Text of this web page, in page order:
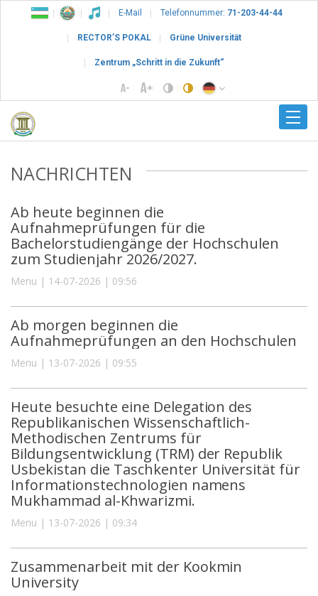
E-Mail Telefonnummer: 71-203-44-44
RECTOR’S POKAL Grüne Universität
Zentrum „Schritt in die Zukunft“
NACHRICHTEN
Ab heute beginnen die
Aufnahmeprüfungen für die
Bachelorstudiengänge der Hochschulen
zum Studienjahr 2026/2027.
Menu | 14-07-2026 | 09:56
Ab morgen beginnen die
Aufnahmeprüfungen an den Hochschulen
Menu | 13-07-2026 | 09:55
Heute besuchte eine Delegation des
Republikanischen Wissenschaftlich-
Methodischen Zentrums für
Bildungsentwicklung (TRM) der Republik
Usbekistan die Taschkenter Universität für
Informationstechnologien namens
Mukhammad al-Khwarizmi.
Menu | 13-07-2026 | 09:34
Zusammenarbeit mit der Kookmin
University